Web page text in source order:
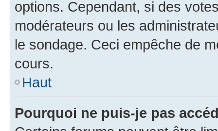
options. Cependant, si des
modérateurs ou les
le sondage. Ceci empêche de
cours.
Haut
Pourquoi ne puis-je pas